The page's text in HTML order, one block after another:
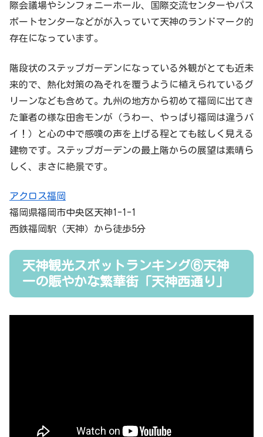
際会議場やシンフォニーホール、国際交流センターやパス
ポートセンターなどがが入っていて天神のランドマーク的
存在になっています。
階段状のステップガーデンになっている外観がとても近未
来的で、熱化対策の為それを覆うように植えられているグ
リーンなども含めて。九州の地方から初めて福岡に出てき
た筆者の様な田舎モンが（うわー、やっぱり福岡は違うバ
イ！）と心の中で感嘆の声を上げる程とても眩しく見える
建物です。ステップガーデンの最上階からの展望は素晴ら
しく、まさに絶景です。
アクロス福岡
福岡県福岡市中央区天神1-1-1
西鉄福岡駅（天神）から徒歩5分
天神観光スポットランキング⑥天神
一の賑やかな繁華街「天神西通り」